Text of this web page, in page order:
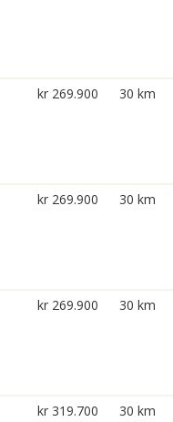
kr 269.900 30 km
kr 269.900 30 km
kr 269.900 30 km
kr 319.700 30 km